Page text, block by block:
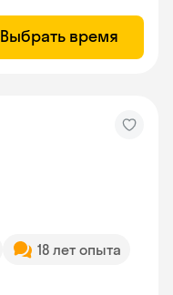
Выбрать время
18 лет опыта